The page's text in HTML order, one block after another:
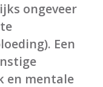
ongeveer
Een
en mentale